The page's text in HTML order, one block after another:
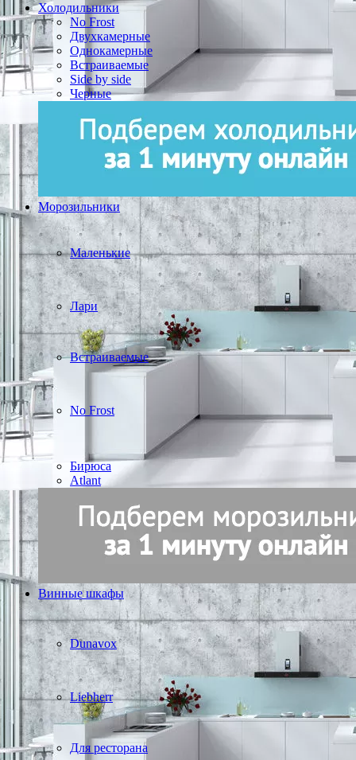
Холодильники
No Frost
Двухкамерные
Однокамерные
Встраиваемые
Side by side
Черные
Морозильники
Маленькие
Лари
Встраиваемые
No Frost
Бирюса
Atlant
Винные шкафы
Dunavox
Liebherr
Для ресторана